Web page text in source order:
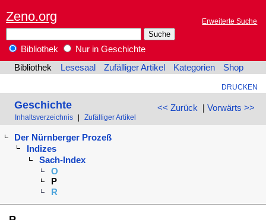
Zeno.org Erweiterte Suche
Bibliothek
Nur in Geschichte
Bibliothek
Lesesaal Zufälliger Artikel Kategorien Shop
DRUCKEN
<< Zurück | Vorwärts >>
Geschichte
Inhaltsverzeichnis Zufälliger Artikel
Der Nürnberger Prozeß
Indizes
Sach-Index
O
P
R